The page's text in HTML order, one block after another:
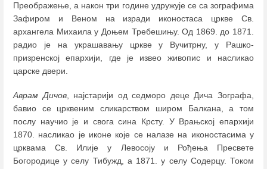
Преображење, а након три године удружује се са зографима
Зафиром и Веном на изради иконостаса цркве Св.
архангела Михаила у Доњем Требешињу. Од 1869. до 1871.
радио је на украшавању цркве у Вучитрну, у Рашко-
призренској епархији, где је извео живопис и насликао
царске двери.
Аврам Дичов, најстарији од седморо деце Дича Зографа,
бавио се црквеним сликарством широм Балкана, а том
послу научио је и свога сина Крсту. У Врањској епархији
1870. насликао је иконе које се налазе на иконостасима у
црквама Св. Илије у Левосоју и Рођења Пресвете
Богородице у селу Тибужд, а 1871. у селу Содерцу. Током